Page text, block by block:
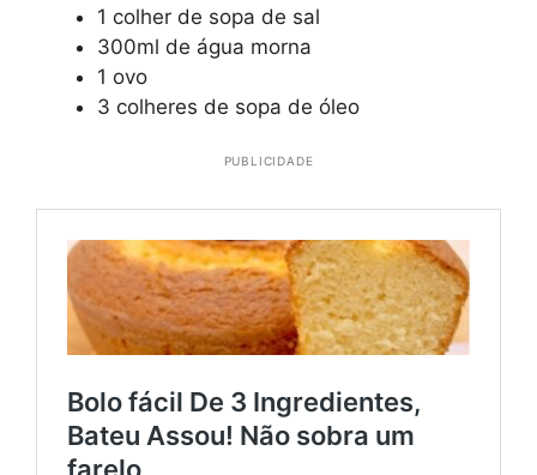
1 colher de sopa de sal
300ml de água morna
1 ovo
3 colheres de sopa de óleo
PUBLICIDADE